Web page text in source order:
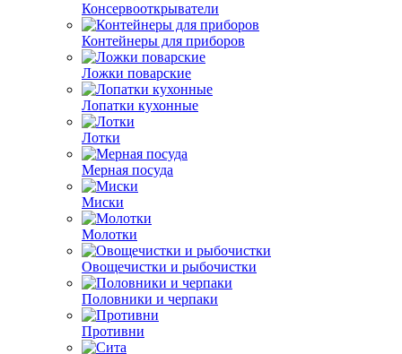
Консервооткрыватели
Контейнеры для приборов
Ложки поварские
Лопатки кухонные
Лотки
Мерная посуда
Миски
Молотки
Овощечистки и рыбочистки
Половники и черпаки
Противни